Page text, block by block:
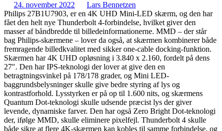
24. november 2022
Lars Bennetzen
Philips 27B1U7903, er en 4K UHD Mini-LED skærm, og den har
fået den helt nye Thunderbolt 4-forbindelse, hvilket giver den
masser af båndbredde til billedeinformationerne. MMD – der står
bag Philips-skærmene – lover da også, at skærmen kombinerer både
fremragende billedkvalitet med sikker one-cable docking-funktion.
Skærmen har 4K UHD opløsning i 3.840 x 2.160, fordelt på dens
27″. Den har IPS-teknologi der lover at give den en
betragtningsvinkel på 178/178 grader, og Mini LED-
baggrundsbelysninger skulle give bedre styring af lys og
kontrastforhold. Lysstyrken er på op til 1.600 nits, og skærmens
Quantum Dot-teknologi skulle udsende præcist lys der giver
levende, dynamiske farver. Den har også Zero Bright Dot-teknologi
der, ifølge MMD, skulle eliminere pixelfejl. Thunderbolt 4 skulle
både sikre at flere 4K-skærmen kan kobles til samme forbindelse, og